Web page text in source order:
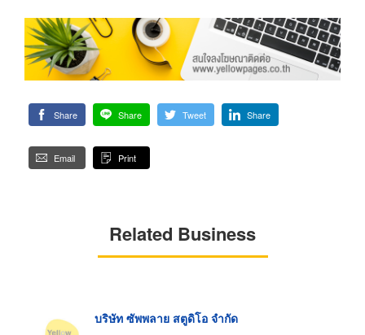
Share Share Tweet Share
Email Print
Related Business
บริษัท ซัพพลาย สตูดิโอ จำกัด